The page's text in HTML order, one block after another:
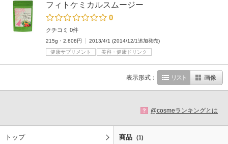
フィトケミカルスムージー
0
クチコミ 0件
215g・2,808円
2013/4/1 (2014/12/1追加発売)
健康サプリメント
美容・健康ドリンク
表示形式： リスト 画像
? @cosmeランキングとは
トップ 商品 (1)